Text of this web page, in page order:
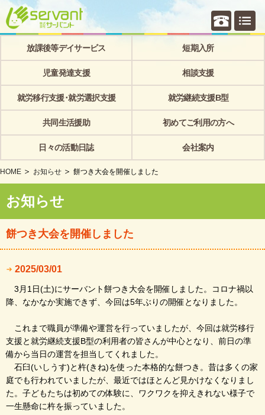
個別相
放課後等デイサービス 短期入所
児童発達支援 相談支援
就労移行支援･就労選択支援 就労継続支援B型
共同生活援助 初めてご利用の方へ
日々の活動日誌 会社案内
HOME お知らせ 餅つき大会を開催しました
お知らせ
餅つき大会を開催しました
2025/03/01
3月1日(土)にサーバント餅つき大会を開催しました。コロナ禍以
降、なかなか実施できず、今回は5年ぶりの開催となりました。
これまで職員が準備や運営を行っていましたが、今回は就労移行
支援と就労継続支援B型の利用者の皆さんが中心となり、前日の準
備から当日の運営を担当してくれました。
石臼(いしうす)と杵(きね)を使った本格的な餅つき。昔は多くの家
庭でも行われていましたが、最近ではほとんど見かけなくなりまし
た。子どもたちは初めての体験に、ワクワクを抑えきれない様子で
一生懸命に杵を振っていました。